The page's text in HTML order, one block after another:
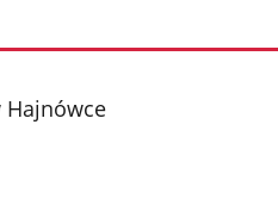
Hajnówce